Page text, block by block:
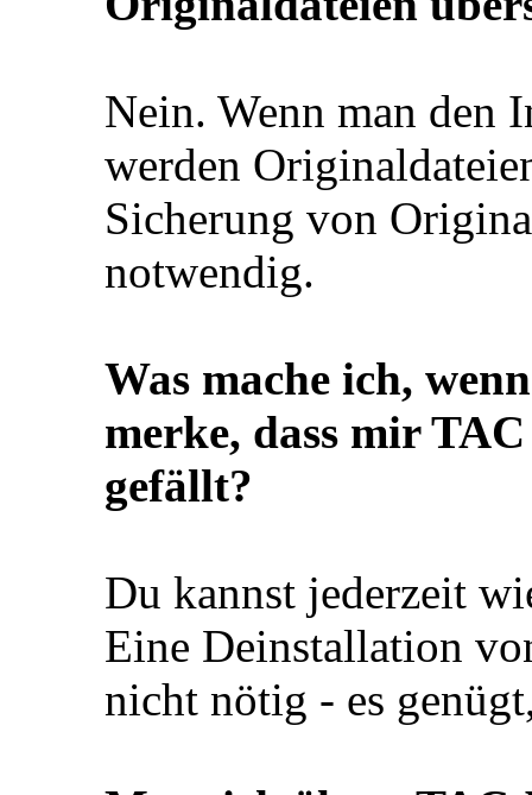
Nein. Wenn man den
werden
Sicherung von
notwendig.
Was mache ich,
merke, dass mir
gefällt?
Du kannst jederzeit
Eine Deinstallation
nicht nötig - es